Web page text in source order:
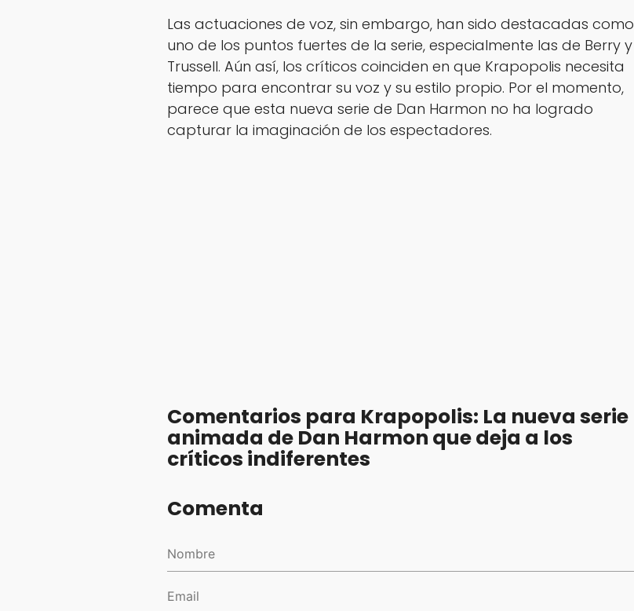
Las actuaciones de voz, sin embargo, han sido destacadas como
uno de los puntos fuertes de la serie, especialmente las de Berry y
Trussell. Aún así, los críticos coinciden en que Krapopolis necesita
tiempo para encontrar su voz y su estilo propio. Por el momento,
parece que esta nueva serie de Dan Harmon no ha logrado
capturar la imaginación de los espectadores.
Comentarios para Krapopolis: La nueva serie
animada de Dan Harmon que deja a los
críticos indiferentes
Comenta